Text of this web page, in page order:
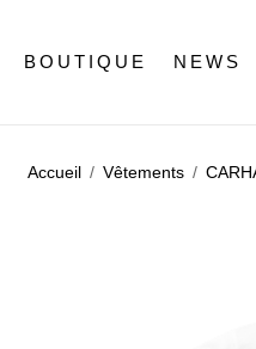
BOUTIQUE NEWS
Accueil / Vêtements /